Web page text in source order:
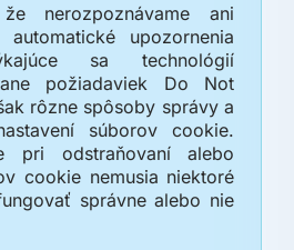
že nerozpoznávame ani
automatické upozornenia
sa technológií
požiadaviek Do Not
rôzne spôsoby správy a
súborov cookie.
pri odstraňovaní alebo
cookie nemusia niektoré
správne alebo nie